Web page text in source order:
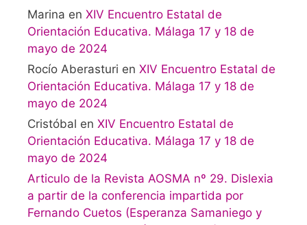
Marina en XIV Encuentro Estatal de
Orientación Educativa. Málaga 17 y 18 de
mayo de 2024
Rocío Aberasturi en XIV Encuentro Estatal de
Orientación Educativa. Málaga 17 y 18 de
mayo de 2024
Cristóbal en XIV Encuentro Estatal de
Orientación Educativa. Málaga 17 y 18 de
mayo de 2024
Articulo de la Revista AOSMA nº 29. Dislexia
a partir de la conferencia impartida por
Fernando Cuetos (Esperanza Samaniego y